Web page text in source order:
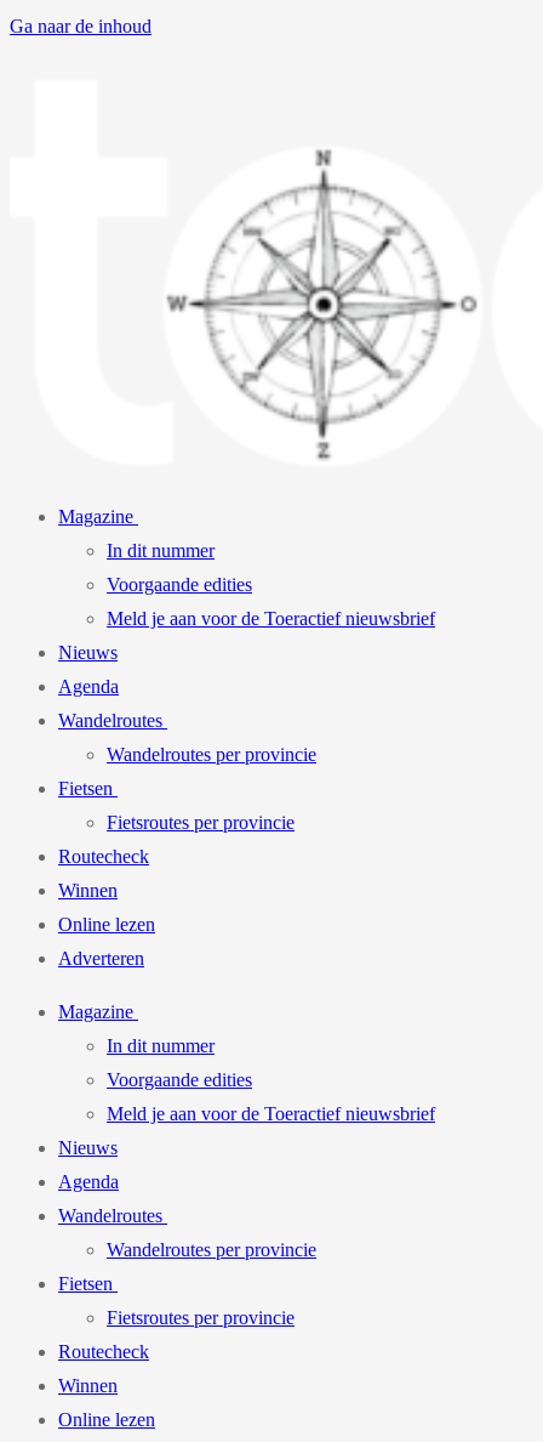
Ga naar de inhoud
Magazine
In dit nummer
Voorgaande edities
Meld je aan voor de Toeractief nieuwsbrief
Nieuws
Agenda
Wandelroutes
Wandelroutes per provincie
Fietsen
Fietsroutes per provincie
Routecheck
Winnen
Online lezen
Adverteren
Magazine
In dit nummer
Voorgaande edities
Meld je aan voor de Toeractief nieuwsbrief
Nieuws
Agenda
Wandelroutes
Wandelroutes per provincie
Fietsen
Fietsroutes per provincie
Routecheck
Winnen
Online lezen